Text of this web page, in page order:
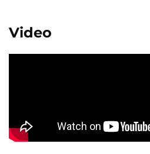
Video